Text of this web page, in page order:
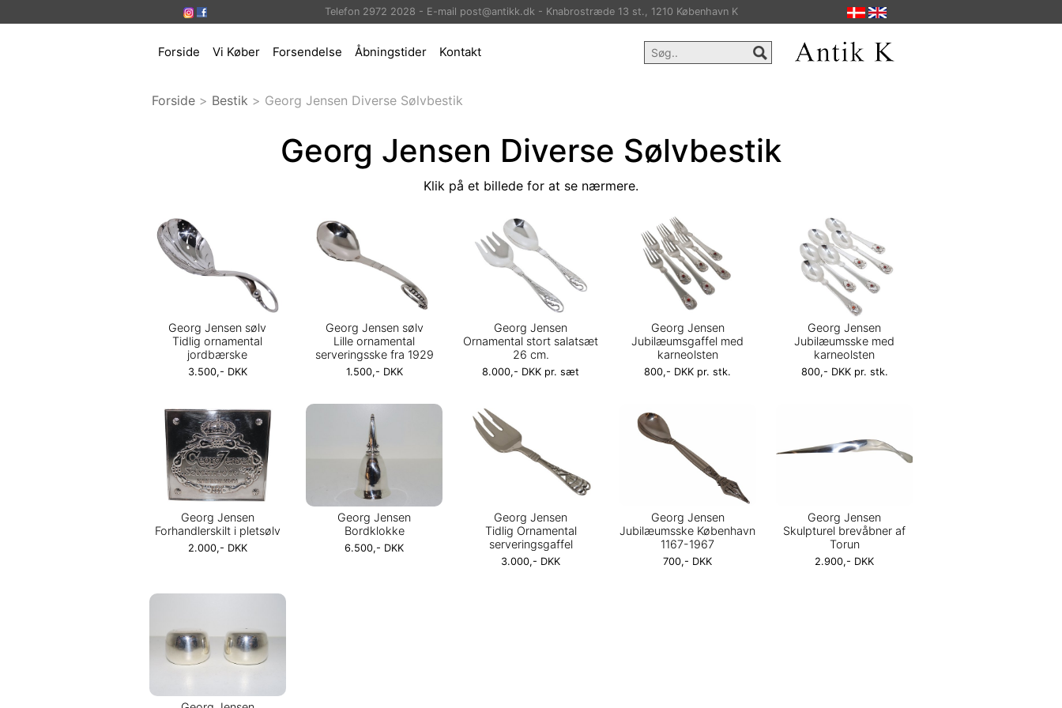
Telefon 2972 2028 - E-mail post@antikk.dk - Knabrostræde 13 st., 1210 København K
Forside Vi Køber Forsendelse Åbningstider Kontakt
Forside > Bestik > Georg Jensen Diverse Sølvbestik
Georg Jensen Diverse Sølvbestik
Klik på et billede for at se nærmere.
Georg Jensen sølv
Tidlig ornamental
jordbærske
3.500,- DKK
Georg Jensen sølv
Lille ornamental
serveringsske fra 1929
1.500,- DKK
Georg Jensen
Ornamental stort salatsæt
26 cm.
8.000,- DKK pr. sæt
Georg Jensen
Jubilæumsgaffel med
karneolsten
800,- DKK pr. stk.
Georg Jensen
Jubilæumsske med
karneolsten
800,- DKK pr. stk.
Georg Jensen
Forhandlerskilt i pletsølv
2.000,- DKK
Georg Jensen
Bordklokke
6.500,- DKK
Georg Jensen
Tidlig Ornamental
serveringsgaffel
3.000,- DKK
Georg Jensen
Jubilæumsske København
1167-1967
700,- DKK
Georg Jensen
Skulpturel brevåbner af
Torun
2.900,- DKK